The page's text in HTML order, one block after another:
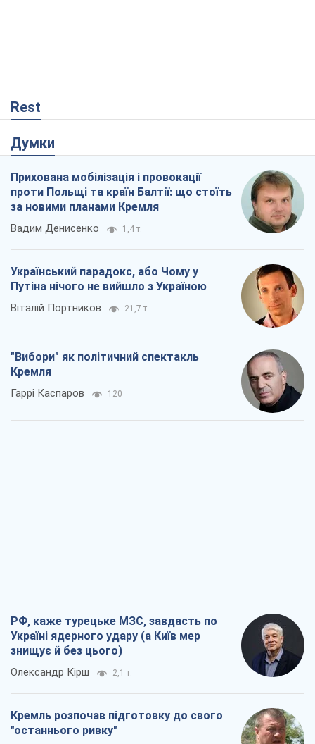
Rest
Думки
Прихована мобілізація і провокації
проти Польщі та країн Балтії: що стоїть
за новими планами Кремля
Вадим Денисенко 1,4 т.
Український парадокс, або Чому у
Путіна нічого не вийшло з Україною
Віталій Портников 21,7 т.
"Вибори" як політичний спектакль
Кремля
Гаррі Каспаров 120
РФ, каже турецьке МЗС, завдасть по
Україні ядерного удару (а Київ мер
знищує й без цього)
Олександр Кірш 2,1 т.
Кремль розпочав підготовку до свого
"останнього ривку"